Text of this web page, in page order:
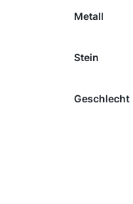
Metall
Stein
Geschlecht